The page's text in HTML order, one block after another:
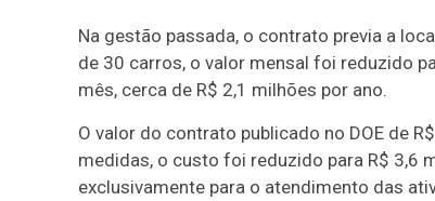
Na gestão passada, o contrato previa a
de 30 carros, o valor mensal foi reduzido
mês, cerca de R$ 2,1 milhões por ano.
O valor do contrato publicado no DOE de
medidas, o custo foi reduzido para R$ 3,6
exclusivamente para o atendimento das